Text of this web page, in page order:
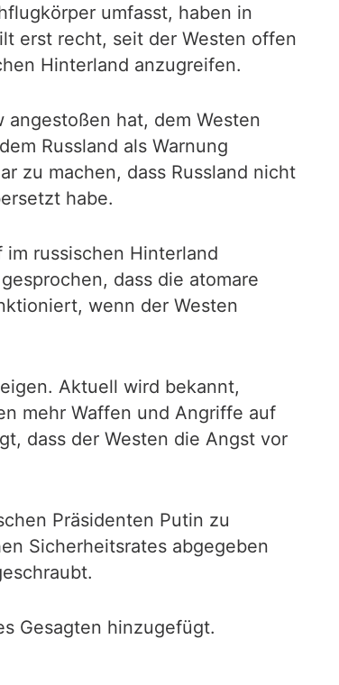
umfasst, haben in
erst recht, seit der Westen offen
Hinterland anzugreifen.
hat, dem Westen
Russland als Warnung
zu machen, dass Russland nicht
habe.
russischen Hinterland
dass die atomare
wenn der Westen
Aktuell wird bekannt,
mehr Waffen und Angriffe auf
dass der Westen die Angst vor
Präsidenten Putin zu
Sicherheitsrates abgegeben
Gesagten hinzugefügt.